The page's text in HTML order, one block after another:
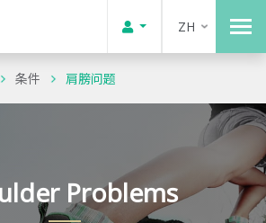
ZH
条件 肩膀问题
Problems